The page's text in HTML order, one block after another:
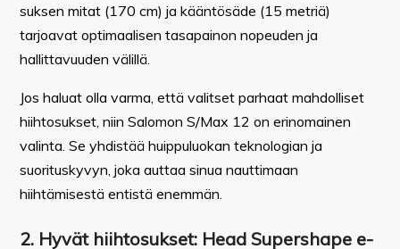
suksen mitat (170 cm) ja kääntösäde (15 metriä)
tarjoavat optimaalisen tasapainon nopeuden ja
hallittavuuden välillä.
Jos haluat olla varma, että valitset parhaat mahdolliset
hiihtosukset, niin Salomon S/Max 12 on erinomainen
valinta. Se yhdistää huippuluokan teknologian ja
suorituskyvyn, joka auttaa sinua nauttimaan
hiihtämisestä entistä enemmän.
2. Hyvät hiihtosukset: Head Supershape e-